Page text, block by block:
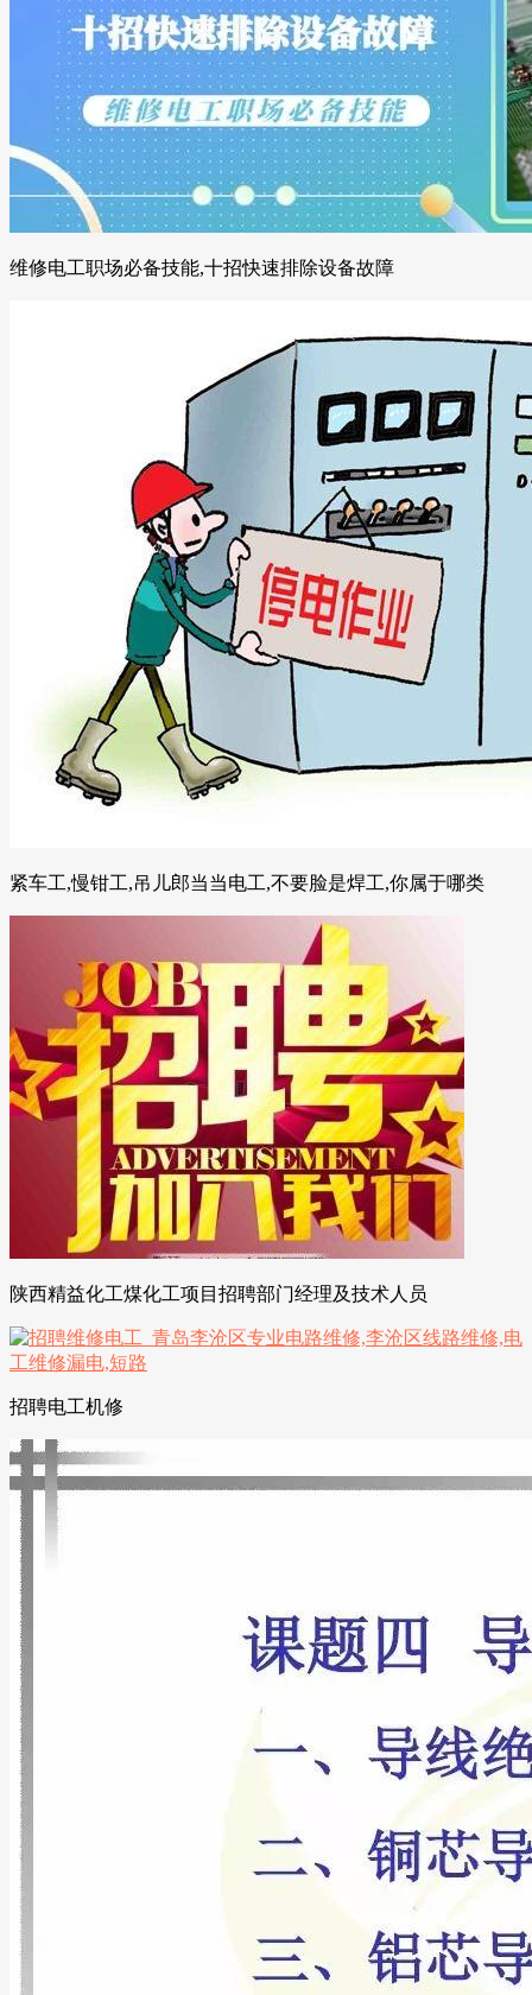
维修电工职场必备技能,十招快速排除设备故障
紧车工,慢钳工,吊儿郎当当电工,不要脸是焊工,你属于哪类
陕西精益化工煤化工项目招聘部门经理及技术人员
招聘电工机修